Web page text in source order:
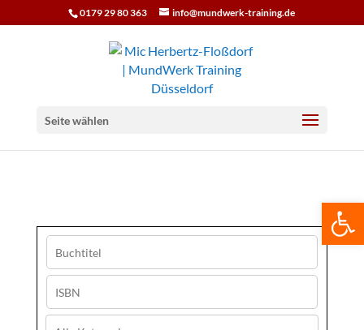
0179 29 80 363 info@mundwerk-training.de
Seite wählen